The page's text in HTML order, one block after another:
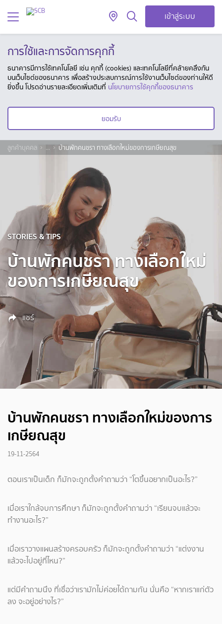
เข้าสู่ระบบ
การใช้และการจัดการคุกกี้
ธนาคารมีการใช้เทคโนโลยี เช่น คุกกี้ (cookies) และเทคโนโลยีที่คล้ายคลึงกัน
บนเว็บไซต์ของธนาคาร เพื่อสร้างประสบการณ์การใช้งานเว็บไซต์ของท่านให้ดี
ยิ่งขึ้น โปรดอ่านรายละเอียดเพิ่มเติมที่ นโยบายการใช้คุกกี้ของธนาคาร
ยอมรับ
ลูกค้าบุคคล ... บ้านพักคนชรา ทางเลือกใหม่ของการเกษียณสุข
STORIES & TIPS
บ้านพักคนชรา ทางเลือกใหม่
ของการเกษียณสุข
แชร์
บ้านพักคนชรา ทางเลือกใหม่ของการ
เกษียณสุข
19-11-2564
ตอนเราเป็นเด็ก ก็มักจะถูกตั้งคำถามว่า “โตขึ้นอยากเป็นอะไร?”
เมื่อเราใกล้จบการศึกษา ก็มักจะถูกตั้งคำถามว่า “เรียนจบแล้วจะ
ทำงานอะไร?”
เมื่อเราวางแผนสร้างครอบครัว ก็มักจะถูกตั้งคำถามว่า “แต่งงาน
แล้วจะไปอยู่ที่ไหน?”
แต่มีคำถามนึง ที่เชื่อว่าเรามักไม่ค่อยได้ถามกัน นั่นคือ “หากเราแก่ตัว
ลง จะอยู่อย่างไร?”